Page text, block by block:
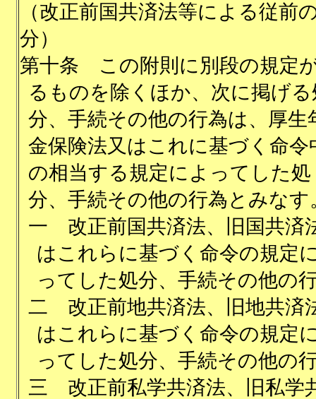
（改正前国共済法等による従前
分）
第十条
この附則に別段の規定
るものを除くほか、次に掲げる
分、手続その他の行為は、厚生
金保険法又はこれに基づく命令
の相当する規定によってした処
分、手続その他の行為とみなす
一
改正前国共済法、旧国共済
はこれらに基づく命令の規定
ってした処分、手続その他の
二
改正前地共済法、旧地共済
はこれらに基づく命令の規定
ってした処分、手続その他の
三
改正前私学共済法、旧私学